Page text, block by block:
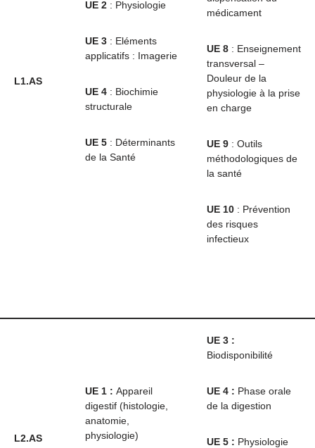
L1.AS
UE 2 : Physiologie
UE 3 : Eléments
applicatifs : Imagerie
UE 4 : Biochimie
structurale
UE 5 : Déterminants
de la Santé
médicament
UE 8 : Enseignement
transversal –
Douleur de la
physiologie à la prise
en charge
UE 9 : Outils
méthodologiques de
la santé
UE 10 : Prévention
des risques
infectieux
L2.AS
UE 1 : Appareil
digestif (histologie,
anatomie,
physiologie)
UE 3 :
Biodisponibilité
UE 4 : Phase orale
de la digestion
UE 5 : Physiologie